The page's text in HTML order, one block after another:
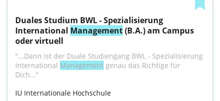
Duales Studium BWL - Spezialisierung
International Management (B.A.) am Campus
oder virtuell
"...Dann ist der Duale Studiengang BWL - Spezialisierung
International Management genau das Richtige für
Dich..."
IU Internationale Hochschule